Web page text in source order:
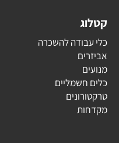
קטלוג
כלי עבודה להשכרה
אביזרים
מנועים
כלים חשמליים
טרקטורונים
מקדחות